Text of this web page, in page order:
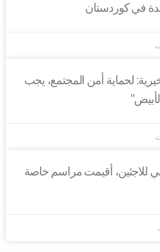
في كوردستان
لحماية أمن المجتمع، يجب
للاجئين، أقيمت مراسم خاصة